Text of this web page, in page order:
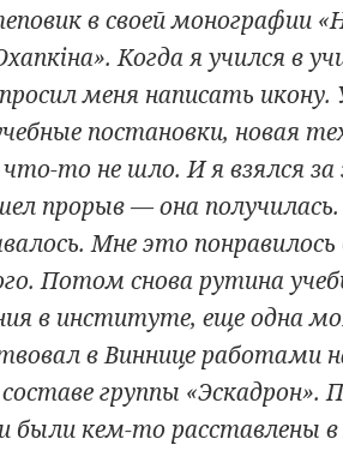
в своей монографии
Когда я учился в
меня написать икону.
постановки, новая
то не шло. И я взялся за
прорыв — она
Мне это
Потом снова рутина
в институте, еще одна
в Виннице работами
группы
были кем-то расставлены в